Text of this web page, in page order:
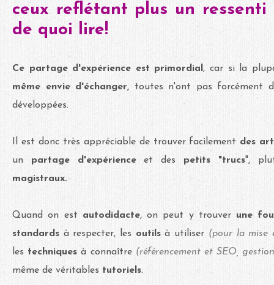
ceux reflétant plus un
de quoi lire!
Ce partage d'expérience est primordial , car si la
même envie d'échanger, toutes n'ont pas forcément
développées.
Il est donc très appréciable de trouver facilement des
un partage d'expérienceet des petits "trucs",
magistraux.
Quand on est autodidacte, on peut y trouver une
standards à respecter, les outilsà utiliser (pour la mise
les techniquesà connaître (référencement et SEO,
même de véritables tutoriels.